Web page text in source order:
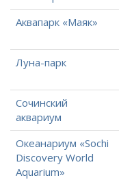
Аквапарк «Маяк»
Луна-парк
Сочинский
аквариум
Океанариум «Sochi
Discovery World
Aquarium»